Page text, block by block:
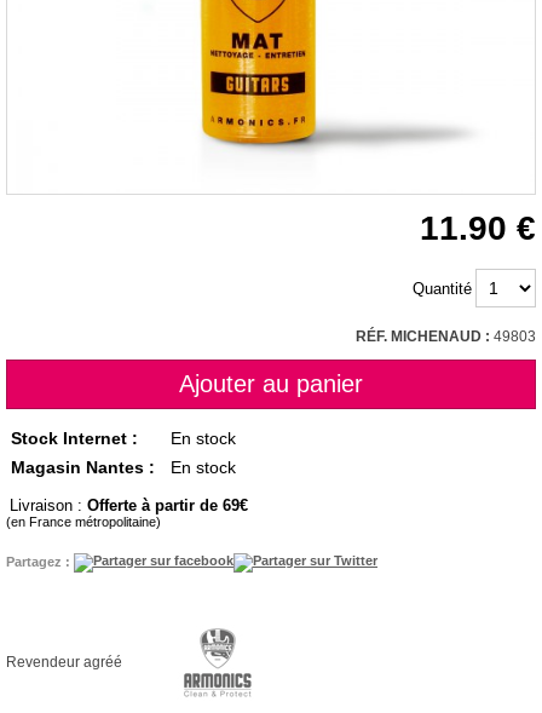
11.90
Quantité
RÉF. MICHENAUD : 49803
Stock Internet :
En stock
Magasin Nantes :
En stock
Livraison : Offerte à partir de 69
(en France métropolitaine)
Partagez :
Revendeur agréé